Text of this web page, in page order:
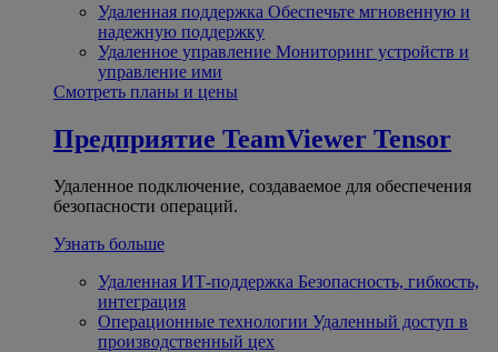
Удаленная поддержка Обеспечьте мгновенную и
надежную поддержку
Удаленное управление Мониторинг устройств и
управление ими
Смотреть планы и цены
Предприятие TeamViewer Tensor
Удаленное подключение, создаваемое для обеспечения
безопасности операций.
Узнать больше
Удаленная ИТ-поддержка Безопасность, гибкость,
интеграция
Операционные технологии Удаленный доступ в
производственный цех